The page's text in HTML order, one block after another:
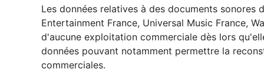
Les données relatives à des documents sonores
Entertainment France, Universal Music France,
d'aucune exploitation commerciale dès lors
données pouvant notamment permettre la
commerciales.